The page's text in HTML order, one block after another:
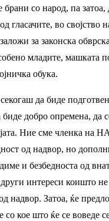
со народ, па затоа,
гласачите, во својство
за законска
младите, машката
обука.
да биде
добро опремена, да
Ние сме членка на
од надвор, но
и безбедноста од
интереси коишто
надвор. Затоа, ќе
со кое што ќе се воведе